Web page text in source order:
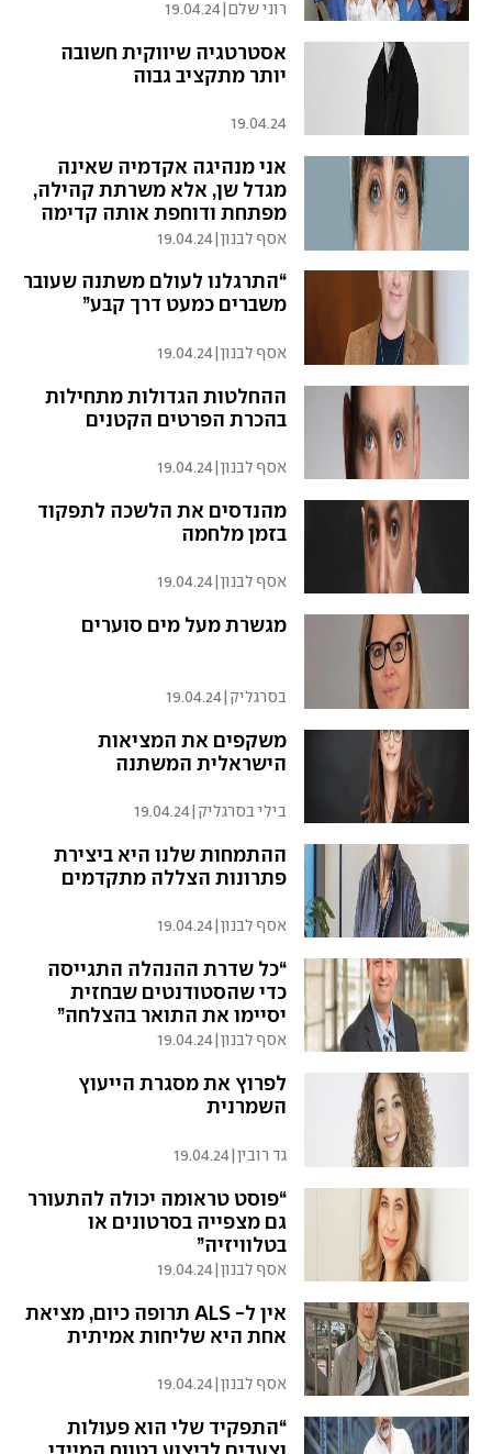
רוני שלם 19.04.24
אסטרטגיה שיווקית חשובה
יותר מתקציב גבוה
19.04.24
אני מנהיגה אקדמיה שאינה
מגדל שן, אלא משרתת קהילה,
מפתחת ודוחפת אותה קדימה
אסף לבנון|
19.04.24
“התרגלנו לעולם משתנה שעובר
משברים כמעט דרך קבע”
אסף לבנון|
19.04.24
ההחלטות הגדולות מתחילות
בהכרת הפרטים הקטנים
אסף לבנון|
19.04.24
מהנדסים את הלשכה לתפקוד
בזמן מלחמה
אסף לבנון|
19.04.24
מגשרת מעל מים סוערים
בסרגליק 19.04.24
משקפים את המציאות
הישראלית המשתנה
בילי בסרגליק 19.04.24
ההתמחות שלנו היא ביצירת
פתרונות הצללה מתקדמים
אסף לבנון|
19.04.24
“כל שדרת ההנהלה התגייסה
כדי שהסטודנטים שבחזית
יסיימו את התואר בהצלחה”
אסף לבנון|
19.04.24
לפרוץ את מסגרת הייעוץ
השמרנית
גד רובין|
19.04.24
“פוסט טראומה יכולה להתעורר
גם מצפייה בסרטונים או
בטלוויזיה”
אסף לבנון|
19.04.24
אין ל- ALS תרופה כיום, מציאת
אחת היא שליחות אמיתית
אסף לבנון|
19.04.24
“התפקיד שלי הוא פעולות